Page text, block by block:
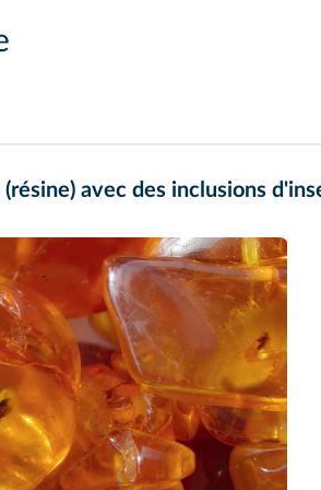
(résine) avec des inclusions
Inaglory/Wikimedia